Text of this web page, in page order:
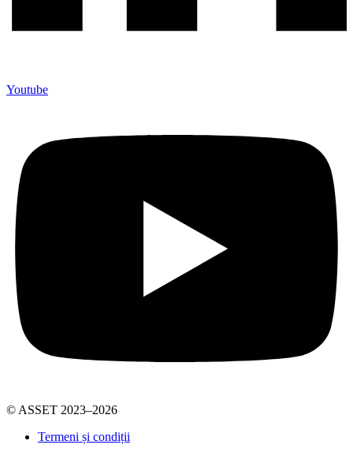
Youtube
© ASSET 2023–2026
Termeni și condiții